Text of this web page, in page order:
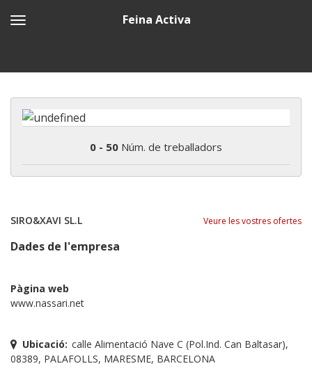
Feina Activa
0 - 50 Núm. de treballadors
SIRO&XAVI SL.L Veure les vostres ofertes
Dades de l'empresa
Pàgina web
www.nassari.net
Ubicació: calle Alimentació Nave C (Pol.Ind. Can Baltasar),
08389, PALAFOLLS, MARESME, BARCELONA